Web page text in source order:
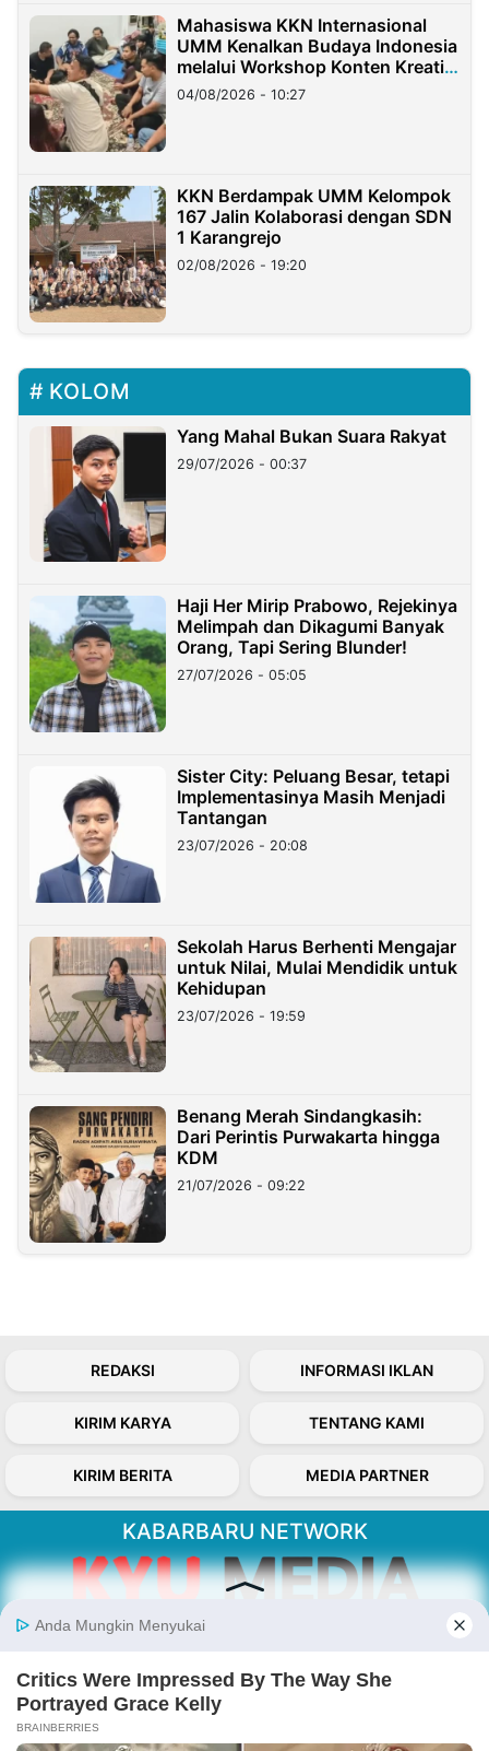
Mahasiswa KKN Internasional
UMM Kenalkan Budaya Indonesia
melalui Workshop Konten Kreatif
di Taiwan
04/08/2026 - 10:27
KKN Berdampak UMM Kelompok
167 Jalin Kolaborasi dengan SDN
1 Karangrejo
02/08/2026 - 19:20
KOLOM
Yang Mahal Bukan Suara Rakyat
29/07/2026 - 00:37
Haji Her Mirip Prabowo, Rejekinya
Melimpah dan Dikagumi Banyak
Orang, Tapi Sering Blunder!
27/07/2026 - 05:05
Sister City: Peluang Besar, tetapi
Implementasinya Masih Menjadi
Tantangan
23/07/2026 - 20:08
Sekolah Harus Berhenti Mengajar
untuk Nilai, Mulai Mendidik untuk
Kehidupan
23/07/2026 - 19:59
Benang Merah Sindangkasih:
Dari Perintis Purwakarta hingga
KDM
21/07/2026 - 09:22
REDAKSI INFORMASI IKLAN
KIRIM KARYA TENTANG KAMI
KIRIM BERITA MEDIA PARTNER
KABARBARU NETWORK
Kabarbaru.co menyajikan berita aktual dan
inspiratif dari sudut pandang berbaik sangka